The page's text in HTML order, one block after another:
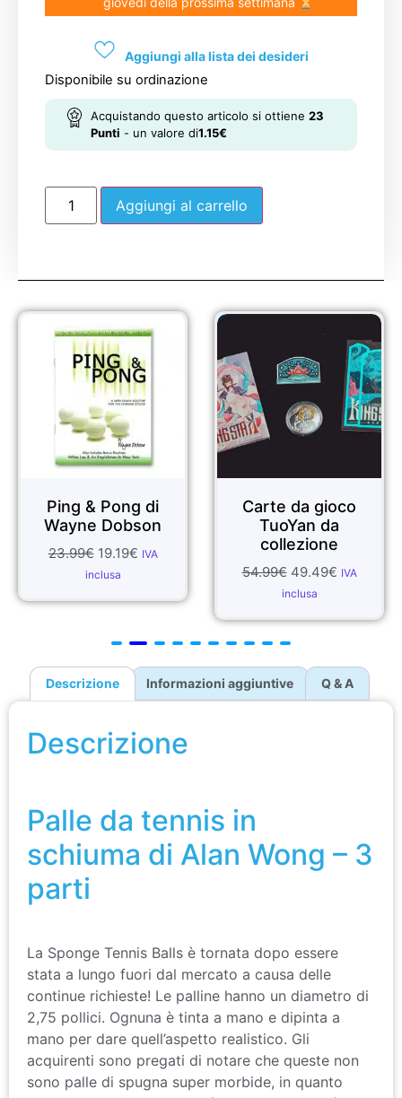
Aggiungi alla lista dei desideri
Disponibile su ordinazione
Acquistando questo articolo si ottiene 23
Punti - un valore di1.15€
Aggiungi al carrello
Ping & Pong di
Wayne Dobson
23.99€ 19.19€ IVA
inclusa
Carte da gioco
TuoYan da
collezione
54.99€ 49.49€ IVA
inclusa
Descrizione Informazioni aggiuntive Q & A
Descrizione
Palle da tennis in
schiuma di Alan Wong – 3
parti
La Sponge Tennis Balls è tornata dopo essere
stata a lungo fuori dal mercato a causa delle
continue richieste! Le palline hanno un diametro di
2,75 pollici. Ognuna è tinta a mano e dipinta a
mano per dare quell’aspetto realistico. Gli
acquirenti sono pregati di notare che queste non
sono palle di spugna super morbide, in quanto